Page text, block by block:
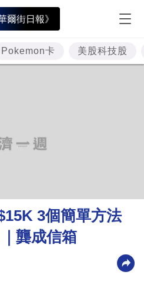
爾街日報》
Pokemon卡 美股科技股
3個簡單方法
龔成信箱